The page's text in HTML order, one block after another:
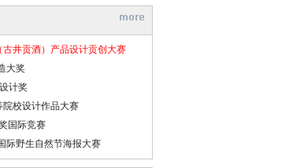
井贡酒）产品设计贡创大赛
大奖
计奖
校设计作品大赛
国际竞赛
际野生自然节海报大赛